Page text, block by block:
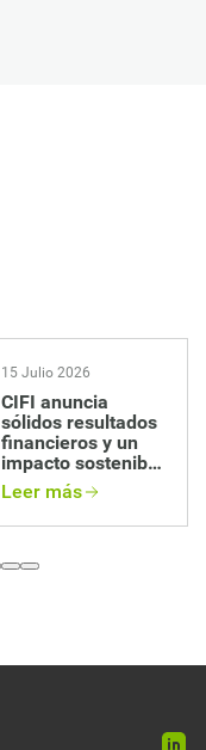
15 Julio 2026
CIFI anuncia
sólidos resultados
financieros y un
impacto sostenible
en su informe
anual 2025
Leer más